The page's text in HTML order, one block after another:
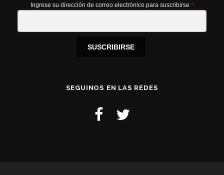
Ingrese su dirección de correo electrónico para suscribirse *
SUSCRIBIRSE
SEGUINOS EN LAS REDES